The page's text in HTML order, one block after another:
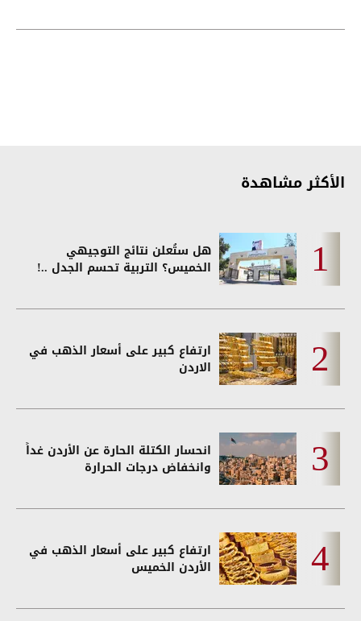
الأكثر مشاهدة
هل ستُعلن نتائج التوجيهي
الخميس؟ التربية تحسم الجدل ..!
ارتفاع كبير على أسعار الذهب في
الاردن
انحسار الكتلة الحارة عن الأردن غداً
وانخفاض درجات الحرارة
ارتفاع كبير على أسعار الذهب في
الأردن الخميس